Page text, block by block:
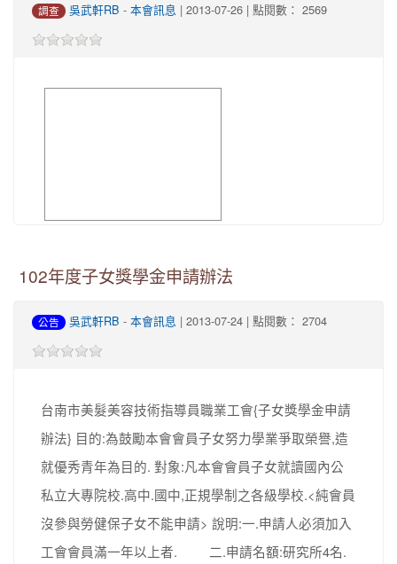
調查 吳武軒RB - 本會訊息 | 2013-07-26 | 點閱數： 2569
102年度子女獎學金申請辦法
公告 吳武軒RB - 本會訊息 | 2013-07-24 | 點閱數： 2704
台南市美髮美容技術指導員職業工會{子女獎學金申請
辦法} 目的:為鼓勵本會會員子女努力學業爭取榮譽,造
就優秀青年為目的. 對象:凡本會會員子女就讀國內公
私立大專院校.高中.國中,正規學制之各級學校.<純會員
沒參與勞健保子女不能申請> 說明:一.申請人必須加入
工會會員滿一年以上者. 二.申請名額:研究所4名.